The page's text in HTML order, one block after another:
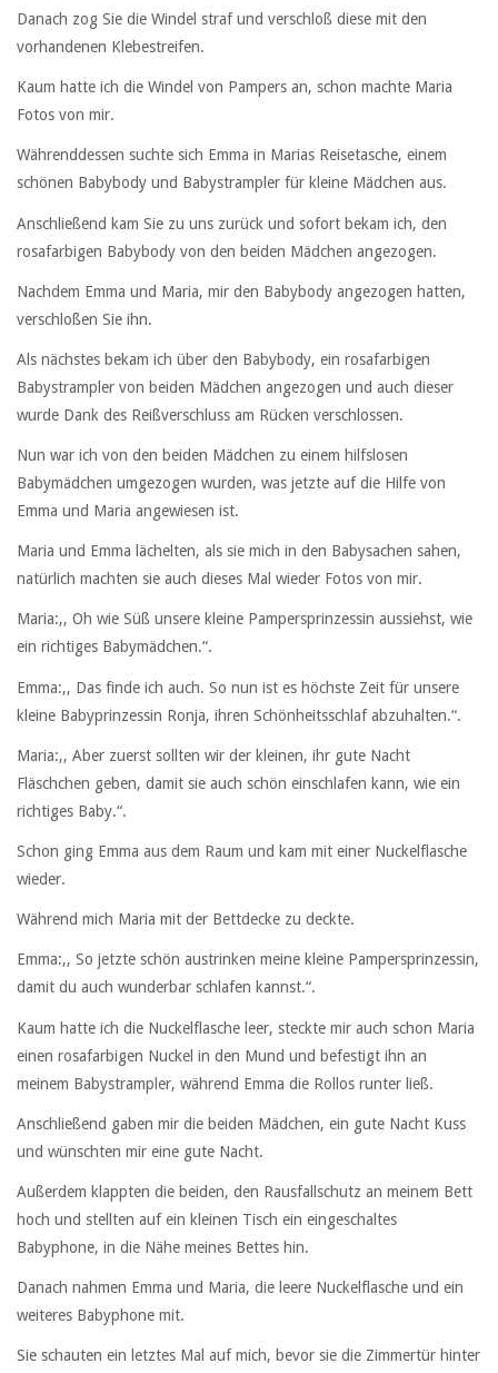
Danach zog Sie die Windel straf und verschloß diese mit den
vorhandenen Klebestreifen.
Kaum hatte ich die Windel von Pampers an, schon machte Maria
Fotos von mir.
Währenddessen suchte sich Emma in Marias Reisetasche, einem
schönen Babybody und Babystrampler für kleine Mädchen aus.
Anschließend kam Sie zu uns zurück und sofort bekam ich, den
rosafarbigen Babybody von den beiden Mädchen angezogen.
Nachdem Emma und Maria, mir den Babybody angezogen hatten,
verschloßen Sie ihn.
Als nächstes bekam ich über den Babybody, ein rosafarbigen
Babystrampler von beiden Mädchen angezogen und auch dieser
wurde Dank des Reißverschluss am Rücken verschlossen.
Nun war ich von den beiden Mädchen zu einem hilfslosen
Babymädchen umgezogen wurden, was jetzte auf die Hilfe von
Emma und Maria angewiesen ist.
Maria und Emma lächelten, als sie mich in den Babysachen sahen,
natürlich machten sie auch dieses Mal wieder Fotos von mir.
Maria:,, Oh wie Süß unsere kleine Pampersprinzessin aussiehst, wie
ein richtiges Babymädchen.“.
Emma:,, Das finde ich auch. So nun ist es höchste Zeit für unsere
kleine Babyprinzessin Ronja, ihren Schönheitsschlaf abzuhalten.“.
Maria:,, Aber zuerst sollten wir der kleinen, ihr gute Nacht
Fläschchen geben, damit sie auch schön einschlafen kann, wie ein
richtiges Baby.“.
Schon ging Emma aus dem Raum und kam mit einer Nuckelflasche
wieder.
Während mich Maria mit der Bettdecke zu deckte.
Emma:,, So jetzte schön austrinken meine kleine Pampersprinzessin,
damit du auch wunderbar schlafen kannst.“.
Kaum hatte ich die Nuckelflasche leer, steckte mir auch schon Maria
einen rosafarbigen Nuckel in den Mund und befestigt ihn an
meinem Babystrampler, während Emma die Rollos runter ließ.
Anschließend gaben mir die beiden Mädchen, ein gute Nacht Kuss
und wünschten mir eine gute Nacht.
Außerdem klappten die beiden, den Rausfallschutz an meinem Bett
hoch und stellten auf ein kleinen Tisch ein eingeschaltes
Babyphone, in die Nähe meines Bettes hin.
Danach nahmen Emma und Maria, die leere Nuckelflasche und ein
weiteres Babyphone mit.
Sie schauten ein letztes Mal auf mich, bevor sie die Zimmertür hinter